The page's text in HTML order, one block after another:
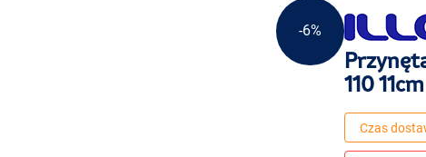
-6%
110
Czas